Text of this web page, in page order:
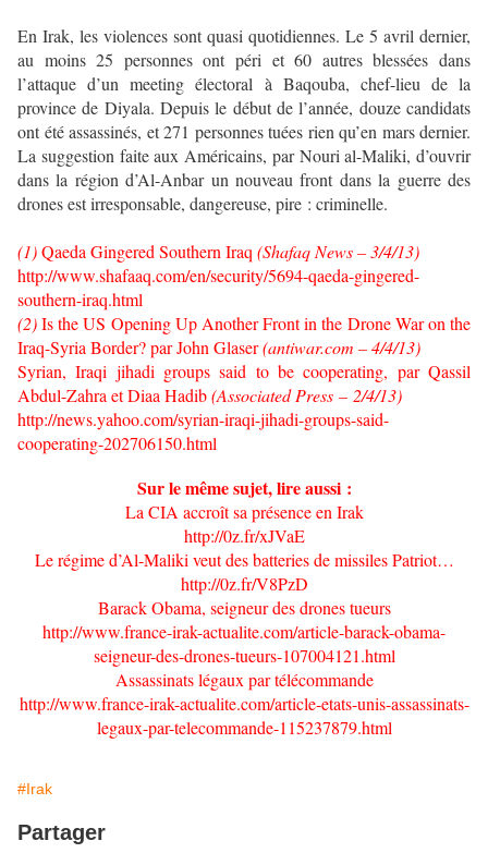
En Irak, les violences sont quasi quotidiennes. Le 5 avril dernier,
au moins 25 personnes ont péri et 60 autres blessées dans
l’attaque d’un meeting électoral à Baqouba, chef-lieu de la
province de Diyala. Depuis le début de l’année, douze candidats
ont été assassinés, et 271 personnes tuées rien qu’en mars dernier.
La suggestion faite aux Américains, par Nouri al-Maliki, d’ouvrir
dans la région d’Al-Anbar un nouveau front dans la guerre des
drones est irresponsable, dangereuse, pire : criminelle.
(1)Qaeda Gingered Southern Iraq (Shafaq News – 3/4/13)
http://www.shafaaq.com/en/security/5694-qaeda-gingered-
southern-iraq.html
(2)Is the US Opening Up Another Front in the Drone War on the
Iraq-Syria Border? par John Glaser(antiwar.com – 4/4/13)
Syrian, Iraqi jihadi groups said to be cooperating, par Qassil
Abdul-Zahra et Diaa Hadib(Associated Press – 2/4/13)
http://news.yahoo.com/syrian-iraqi-jihadi-groups-said-
cooperating-202706150.html
Sur le même sujet, lire aussi :
La CIA accroît sa présence en Irak
http://0z.fr/xJVaE
Le régime d’Al-Maliki veut des batteries de missiles Patriot…
http://0z.fr/V8PzD
Barack Obama, seigneur des drones tueurs
http://www.france-irak-actualite.com/article-barack-obama-
seigneur-des-drones-tueurs-107004121.html
Assassinats légaux par télécommande
http://www.france-irak-actualite.com/article-etats-unis-assassinats-
legaux-par-telecommande-115237879.html
#Irak
Partager